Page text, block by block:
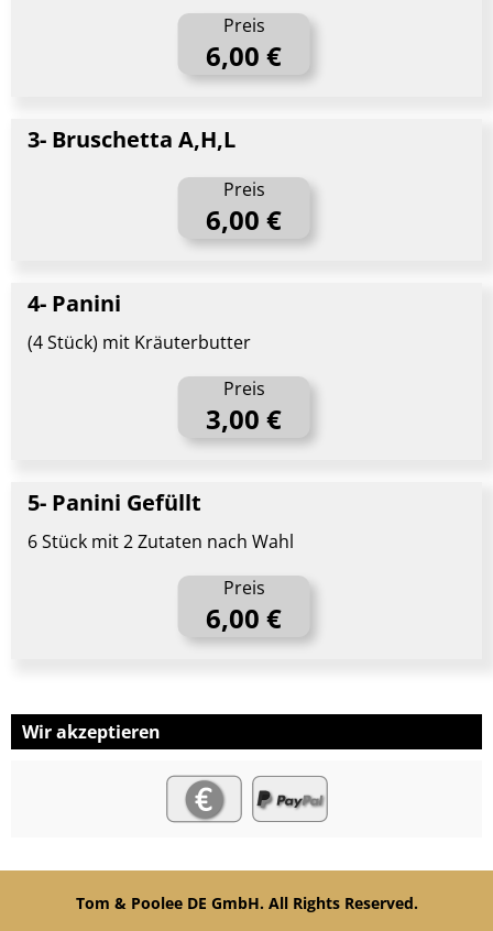
Preis
6,00 €
3- Bruschetta A,H,L
Preis
6,00 €
4- Panini
(4 Stück) mit Kräuterbutter
Preis
3,00 €
5- Panini Gefüllt
6 Stück mit 2 Zutaten nach Wahl
Preis
6,00 €
Wir akzeptieren
Tom & Poolee DE GmbH. All Rights Reserved.